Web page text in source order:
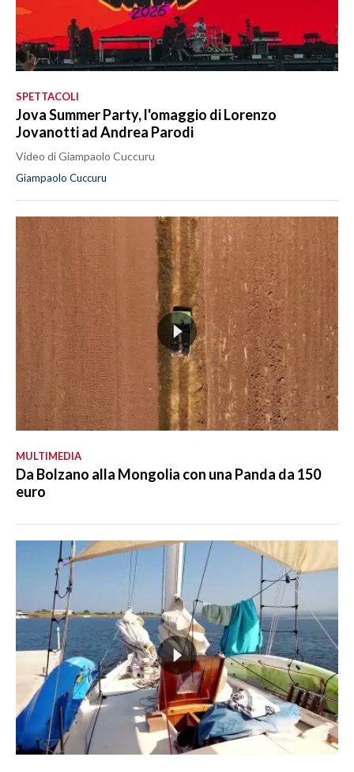
SPETTACOLI
Jova Summer Party, l'omaggio di Lorenzo
Jovanotti ad Andrea Parodi
Video di Giampaolo Cuccuru
Giampaolo Cuccuru
MULTIMEDIA
Da Bolzano alla Mongolia con una Panda da 150
euro